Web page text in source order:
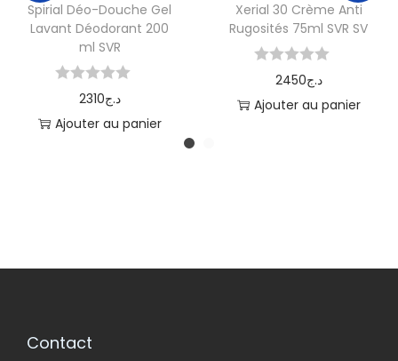
Spirial Déo-Douche Gel
Lavant Déodorant 200
ml SVR
2310د.ج
Ajouter au panier
Xerial 30 Crème Anti
Rugosités 75ml SVR SV
2450د.ج
Ajouter au panier
Contact